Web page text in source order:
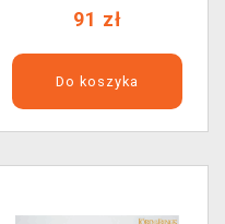
91 zł
Do koszyka